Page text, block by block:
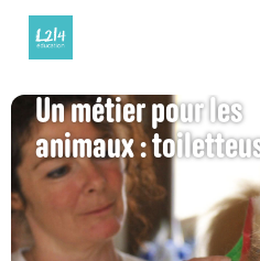
Un métier pour les
animaux :